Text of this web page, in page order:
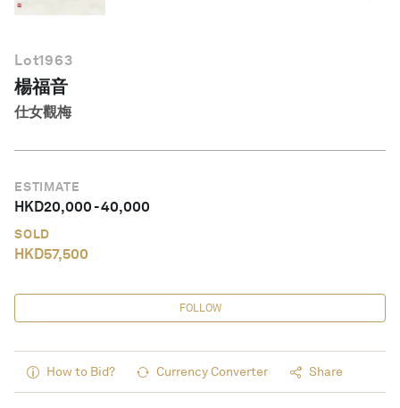
Lot1963
楊福音
仕女觀梅
ESTIMATE
HKD20,000-40,000
SOLD
HKD57,500
FOLLOW
How to Bid? Currency Converter Share